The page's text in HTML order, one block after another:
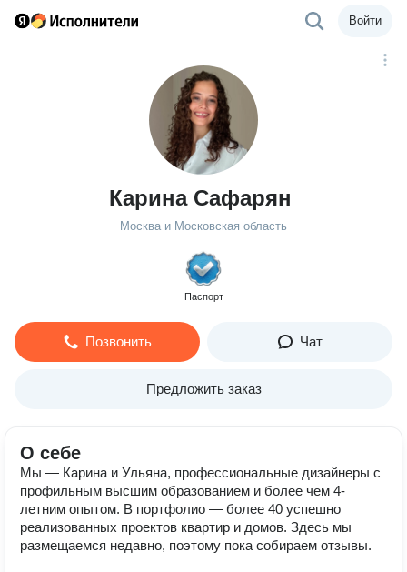
Войти
Карина Сафарян
Москва и Московская область
Паспорт
Позвонить Чат
Предложить заказ
О себе
Мы — Карина и Ульяна, профессиональные дизайнеры с
профильным высшим образованием и более чем 4-
летним опытом. В портфолио — более 40 успешно
реализованных проектов квартир и домов. Здесь мы
размещаемся недавно, поэтому пока собираем отзывы.